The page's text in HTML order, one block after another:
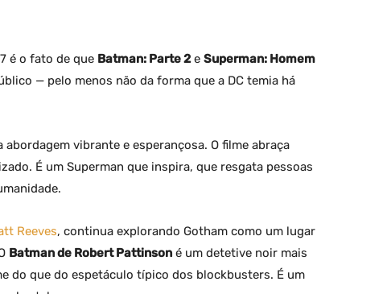
é o fato de que Batman: Parte 2e Superman: Homem
— pelo menos não da forma que a DC temia há
abordagem vibrante e esperançosa. O filme abraça
É um Superman que inspira, que resgata pessoas
Reeves, continua explorando Gotham como um lugar
Batman de Robert Pattinson é um detetive noir mais
do que do espetáculo típico dos blockbusters. É um